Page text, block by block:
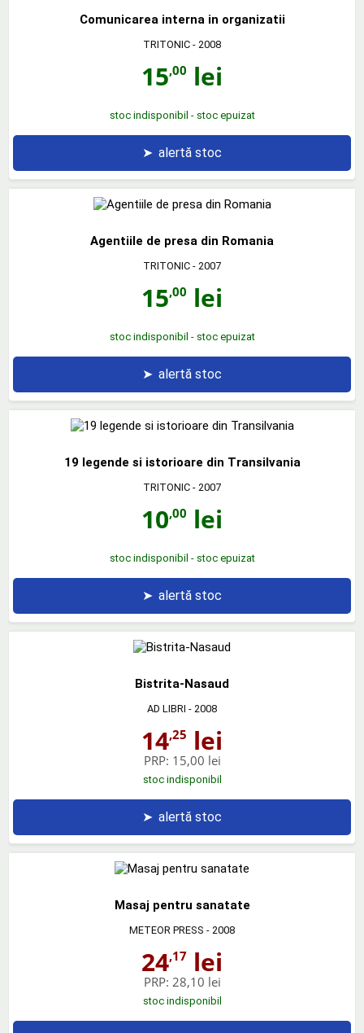
Comunicarea interna in organizatii
TRITONIC - 2008
15,00 lei
stoc indisponibil - stoc epuizat
➤ alertă stoc
Agentiile de presa din Romania
TRITONIC - 2007
15,00 lei
stoc indisponibil - stoc epuizat
➤ alertă stoc
19 legende si istorioare din Transilvania
TRITONIC - 2007
10,00 lei
stoc indisponibil - stoc epuizat
➤ alertă stoc
Bistrita-Nasaud
AD LIBRI - 2008
14,25 lei
PRP: 15,00 lei
stoc indisponibil
➤ alertă stoc
Masaj pentru sanatate
METEOR PRESS - 2008
24,17 lei
PRP: 28,10 lei
stoc indisponibil